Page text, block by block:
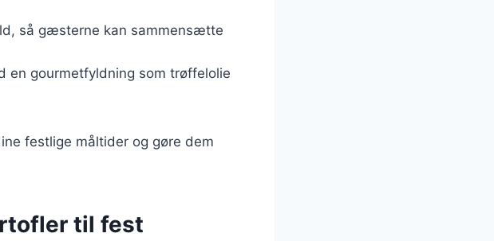
så gæsterne kan sammensætte
en gourmetfyldning som trøffelolie
festlige måltider og gøre dem
til fest